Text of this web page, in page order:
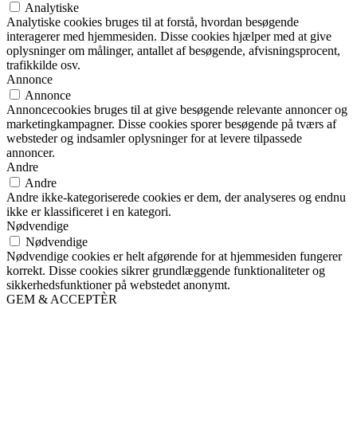
Analytiske
Analytiske cookies bruges til at forstå, hvordan besøgende
interagerer med hjemmesiden. Disse cookies hjælper med at give
oplysninger om målinger, antallet af besøgende, afvisningsprocent,
trafikkilde osv.
Annonce
Annonce
Annoncecookies bruges til at give besøgende relevante annoncer og
marketingkampagner. Disse cookies sporer besøgende på tværs af
websteder og indsamler oplysninger for at levere tilpassede
annoncer.
Andre
Andre
Andre ikke-kategoriserede cookies er dem, der analyseres og endnu
ikke er klassificeret i en kategori.
Nødvendige
Nødvendige
Nødvendige cookies er helt afgørende for at hjemmesiden fungerer
korrekt. Disse cookies sikrer grundlæggende funktionaliteter og
sikkerhedsfunktioner på webstedet anonymt.
GEM & ACCEPTÈR